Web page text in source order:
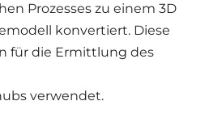
Prozesses zu einem 3D
konvertiert. Diese
für die Ermittlung des
verwendet.